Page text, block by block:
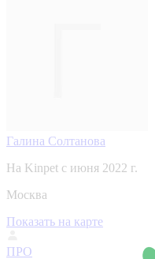
Галина Солтанова
На Kinpet c июня 2022 г.
Москва
Показать на карте
ПРО